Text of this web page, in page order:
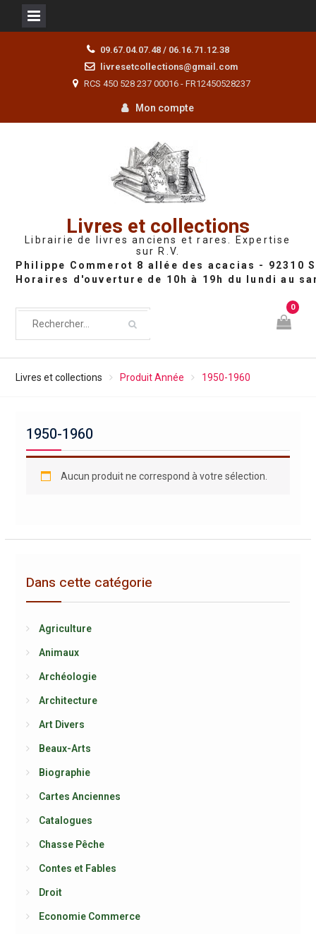
09.67.04.07.48 / 06.16.71.12.38
livresetcollections@gmail.com
RCS 450 528 237 00016 - FR12450528237
Mon compte
Livres et collections
Librairie de livres anciens et rares. Expertise
sur R.V.
0
Livres et collections Produit Année 1950-1960
1950-1960
Aucun produit ne correspond à votre sélection.
Dans cette catégorie
Agriculture
Animaux
Archéologie
Architecture
Art Divers
Beaux-Arts
Biographie
Cartes Anciennes
Catalogues
Chasse Pêche
Contes et Fables
Droit
Economie Commerce